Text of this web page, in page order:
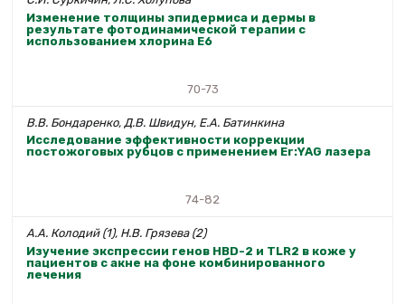
Изменение толщины эпидермиса и дермы в
результате фотодинамической терапии с
использованием хлорина Е6
70-73
В.В. Бондаренко, Д.В. Швидун, Е.А. Батинкина
Исследование эффективности коррекции
постожоговых рубцов с применением Er:YAG лазера
74-82
А.А. Колодий (1), Н.В. Грязева (2)
Изучение экспрессии генов HBD-2 и ТLR2 в коже у
пациентов с акне на фоне комбинированного
лечения